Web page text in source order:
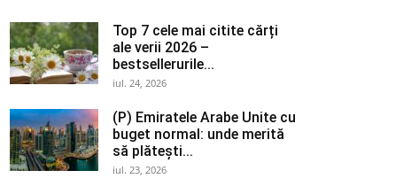
Top 7 cele mai citite cărți
ale verii 2026 –
bestsellerurile...
iul. 24, 2026
(P) Emiratele Arabe Unite cu
buget normal: unde merită
să plătești...
iul. 23, 2026